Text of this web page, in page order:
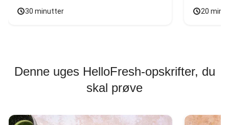
30 minutter 20
Denne uges HelloFresh-opskrifter, du
skal prøve